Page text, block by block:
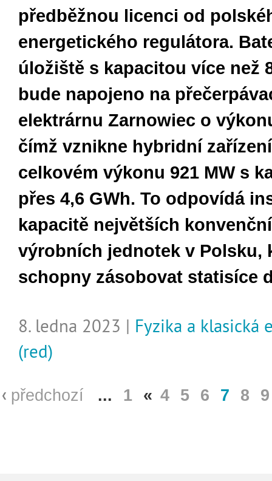
předběžnou licenci od
energetického regulátora.
úložiště s kapacitou více než
bude napojeno na
elektrárnu Zarnowiec o
čímž vznikne hybridní
celkovém výkonu 921 MW s
přes 4,6 GWh. To odpovídá
kapacitě největších
výrobních jednotek v Polsku,
schopny zásobovat statisíce
8. ledna 2023 | Fyzika a klasická
(red)
předchozí ... 1 « 4 5 6 7 8 9